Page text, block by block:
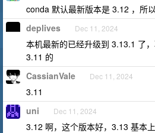
conda 默认最新版本是 3.12 ，所
deplives Dec 11, 2024
本机最新的已经升级到 3.13.1 了
3.11 的
CassianVale Dec 11, 2024
3.11
uni Dec 11, 2024
3.12 啊，这个版本好，3.13 基本